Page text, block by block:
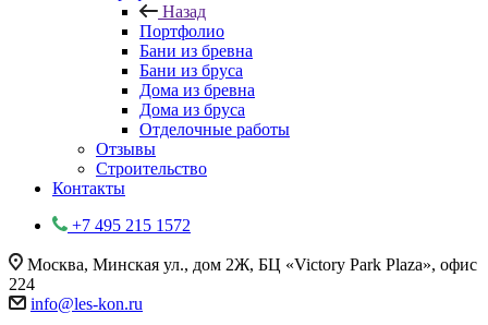
Назад
Портфолио
Бани из бревна
Бани из бруса
Дома из бревна
Дома из бруса
Отделочные работы
Отзывы
Строительство
Контакты
+7 495 215 1572
Москва, Минская ул., дом 2Ж, БЦ «Victory Park Plaza», офис
224
info@les-kon.ru